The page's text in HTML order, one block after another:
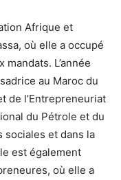
Afrique et
où elle a occupé
L’année
au Maroc du
de l’Entrepreneuriat
du Pétrole et du
sociales et dans la
est également
où elle a